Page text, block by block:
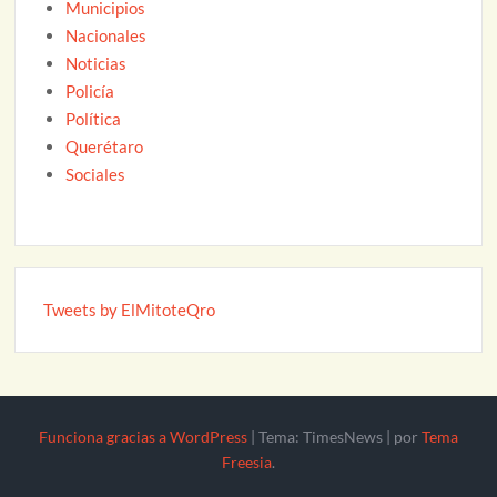
Municipios
Nacionales
Noticias
Policía
Política
Querétaro
Sociales
Tweets by ElMitoteQro
Funciona gracias a WordPress | Tema: TimesNews | por Tema
Freesia.